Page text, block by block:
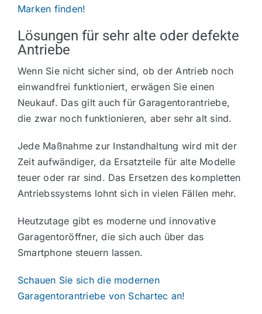
Marken finden!
Lösungen für sehr alte oder defekte
Antriebe
Wenn Sie nicht sicher sind, ob der Antrieb noch
einwandfrei funktioniert, erwägen Sie einen
Neukauf. Das gilt auch für Garagentorantriebe,
die zwar noch funktionieren, aber sehr alt sind.
Jede Maßnahme zur Instandhaltung wird mit der
Zeit aufwändiger, da Ersatzteile für alte Modelle
teuer oder rar sind. Das Ersetzen des kompletten
Antriebssystems lohnt sich in vielen Fällen mehr.
Heutzutage gibt es moderne und innovative
Garagentoröffner, die sich auch über das
Smartphone steuern lassen.
Schauen Sie sich die modernen
Garagentorantriebe von Schartec an!